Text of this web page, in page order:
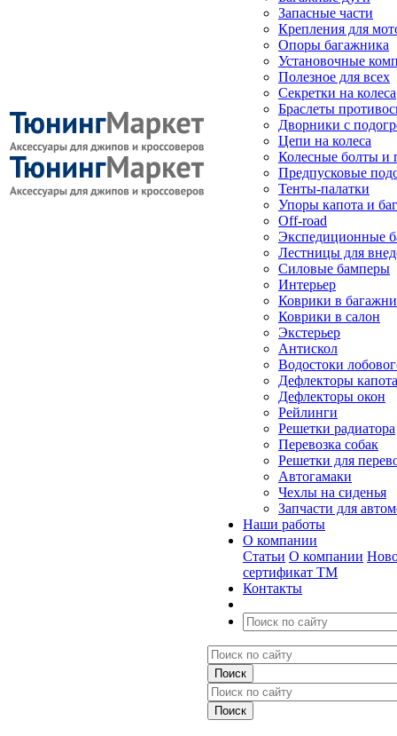
Запасные части
Крепления для
Опоры багажника
Установочные
Полезное для всех
Секретки на колеса
Браслеты
Дворники с
Цепи на колеса
Колесные болты и
Предпусковые
Тенты-палатки
Упоры капота и
Off-road
Экспедиционные
Лестницы для
Силовые бамперы
Интерьер
Коврики в
Коврики в салон
Экстерьер
Антискол
Водостоки
Дефлекторы капота
Дефлекторы окон
Рейлинги
Решетки радиатора
Перевозка собак
Решетки для
Автогамаки
Чехлы на сиденья
Запчасти для
Наши работы
О компании
Статьи О компании
сертификат ТМ
Контакты